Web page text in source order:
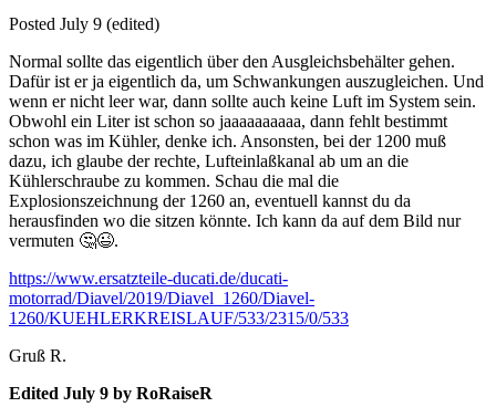
Posted July 9 (edited)
Normal sollte das eigentlich über den Ausgleichsbehälter gehen.
Dafür ist er ja eigentlich da, um Schwankungen auszugleichen. Und
wenn er nicht leer war, dann sollte auch keine Luft im System sein.
Obwohl ein Liter ist schon so jaaaaaaaaaa, dann fehlt bestimmt
schon was im Kühler, denke ich. Ansonsten, bei der 1200 muß
dazu, ich glaube der rechte, Lufteinlaßkanal ab um an die
Kühlerschraube zu kommen. Schau die mal die
Explosionszeichnung der 1260 an, eventuell kannst du da
herausfinden wo die sitzen könnte. Ich kann da auf dem Bild nur
vermuten 🤔😉.
https://www.ersatzteile-ducati.de/ducati-
motorrad/Diavel/2019/Diavel_1260/Diavel-
1260/KUEHLERKREISLAUF/533/2315/0/533
Gruß R.
Edited July 9 by RoRaiseR